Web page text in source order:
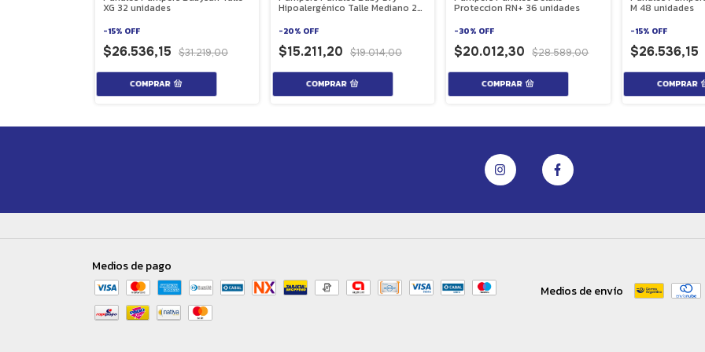
XG 32 unidades
-15% OFF
$26.536,15 $31.219,00
Hipoalergénico Talle Mediano 26
-20% OFF
$15.211,20 $19.014,00
Proteccion RN+ 36 unidades
-30% OFF
$20.012,30 $28.589,00
M 48 unidades
-15% OFF
$26.536,15
Medios de pago
Medios de envío